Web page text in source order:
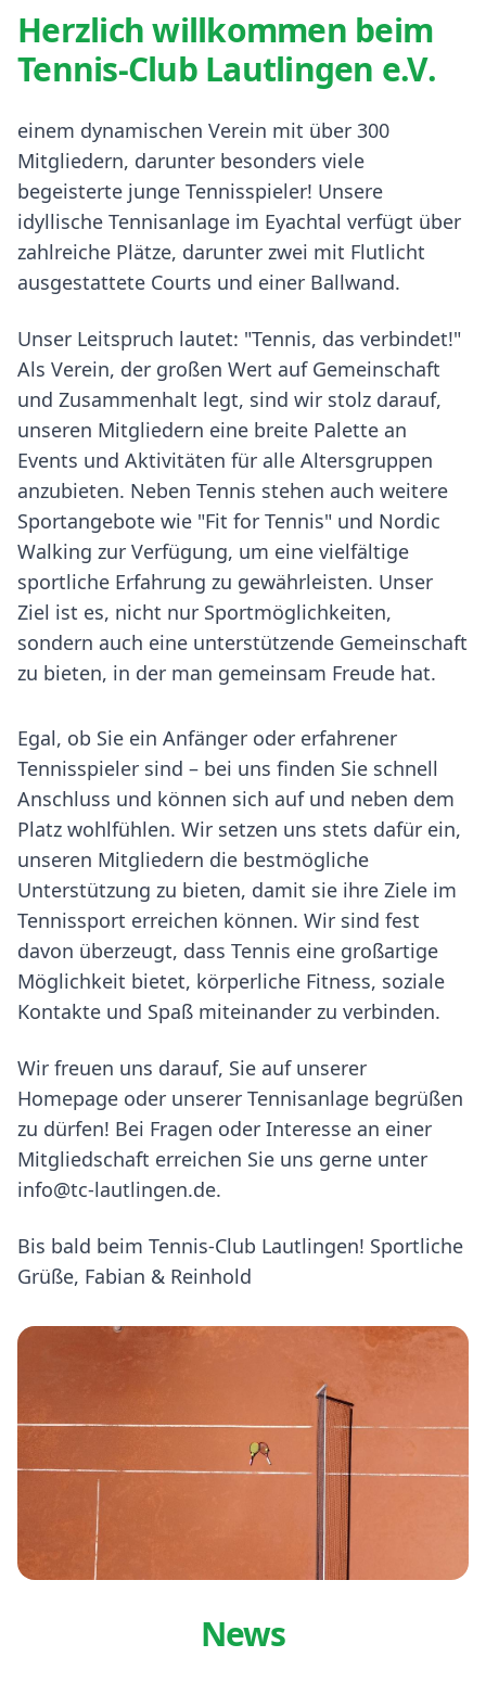
Herzlich willkommen beim
Tennis-Club Lautlingen e.V.
einem dynamischen Verein mit über 300
Mitgliedern, darunter besonders viele
begeisterte junge Tennisspieler! Unsere
idyllische Tennisanlage im Eyachtal verfügt über
zahlreiche Plätze, darunter zwei mit Flutlicht
ausgestattete Courts und einer Ballwand.
Unser Leitspruch lautet: "Tennis, das verbindet!"
Als Verein, der großen Wert auf Gemeinschaft
und Zusammenhalt legt, sind wir stolz darauf,
unseren Mitgliedern eine breite Palette an
Events und Aktivitäten für alle Altersgruppen
anzubieten. Neben Tennis stehen auch weitere
Sportangebote wie "Fit for Tennis" und Nordic
Walking zur Verfügung, um eine vielfältige
sportliche Erfahrung zu gewährleisten. Unser
Ziel ist es, nicht nur Sportmöglichkeiten,
sondern auch eine unterstützende Gemeinschaft
zu bieten, in der man gemeinsam Freude hat.
Egal, ob Sie ein Anfänger oder erfahrener
Tennisspieler sind – bei uns finden Sie schnell
Anschluss und können sich auf und neben dem
Platz wohlfühlen. Wir setzen uns stets dafür ein,
unseren Mitgliedern die bestmögliche
Unterstützung zu bieten, damit sie ihre Ziele im
Tennissport erreichen können. Wir sind fest
davon überzeugt, dass Tennis eine großartige
Möglichkeit bietet, körperliche Fitness, soziale
Kontakte und Spaß miteinander zu verbinden.
Wir freuen uns darauf, Sie auf unserer
Homepage oder unserer Tennisanlage begrüßen
zu dürfen! Bei Fragen oder Interesse an einer
Mitgliedschaft erreichen Sie uns gerne unter
info@tc-lautlingen.de.
Bis bald beim Tennis-Club Lautlingen! Sportliche
Grüße, Fabian & Reinhold
News